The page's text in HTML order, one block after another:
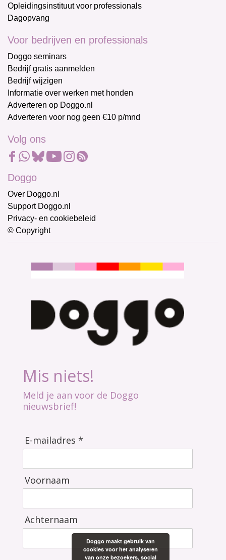
Opleidingsinstituut voor professionals
Dagopvang
Voor bedrijven en professionals
Doggo seminars
Bedrijf gratis aanmelden
Bedrijf wijzigen
Informatie over werken met honden
Adverteren op Doggo.nl
Adverteren voor nog geen €10 p/mnd
Volg ons
Doggo
Over Doggo.nl
Support Doggo.nl
Privacy- en cookiebeleid
© Copyright
Mis niets!
Meld je aan voor de Doggo
nieuwsbrief!
E-mailadres *
Voornaam
Achternaam
Doggo maakt gebruik van
cookies voor het analyseren
van onze bezoekers, social